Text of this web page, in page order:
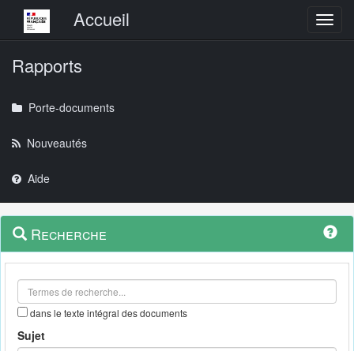
Menu principalAccueil
Rapports
Porte-documents
Nouveautés
Aide
Navigation
outils
Menu
contextuel
Recherche
dans le texte intégral des documents
Sujet